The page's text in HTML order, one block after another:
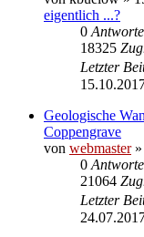
eigentlich ...?
0
18325
Letzter
Geologische
Coppengrave
von webmaster»
0
21064
Letzter